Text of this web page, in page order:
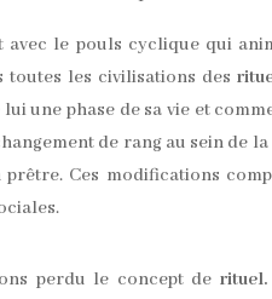
le pouls cyclique qui
toutes les civilisations des
une phase de sa vie et
de rang au sein de
Ces modifications
perdu le concept de rituel.